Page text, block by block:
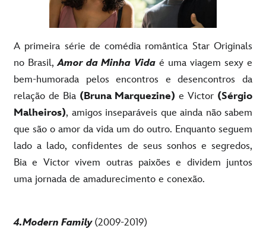
A primeira série de comédia romântica Star Originals
no Brasil,Amor da Minha Vidaé uma viagem sexy e
bem-humorada pelos encontros e desencontros da
relação de Bia (Bruna Marquezine) e Victor (Sérgio
Malheiros), amigos inseparáveis que ainda não sabem
que são o amor da vida um do outro. Enquanto seguem
lado a lado, confidentes de seus sonhos e segredos,
Bia e Victor vivem outras paixões e dividem juntos
uma jornada de amadurecimento e conexão.
4.Modern Family (2009-2019)